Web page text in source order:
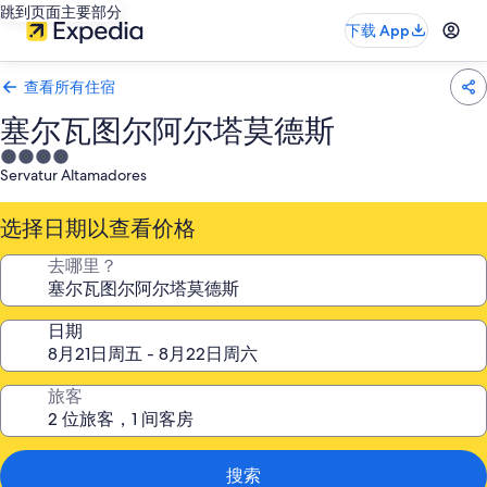
跳到页面主要部分
下载 App
查看所有住宿
塞尔瓦图尔阿尔塔莫德斯
4.0
星
住
宿
Servatur Altamadores
选择日期以查看价格
去哪里？
日期
旅客
搜索